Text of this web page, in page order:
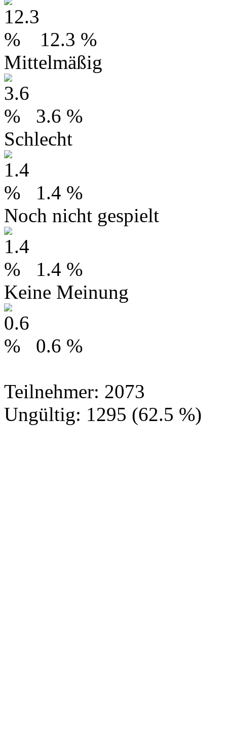
12.3 %
Mittelmäßig
3.6 %
Schlecht
1.4 %
Noch nicht gespielt
1.4 %
Keine Meinung
0.6 %
Teilnehmer: 2073
Ungültig: 1295 (62.5 %)